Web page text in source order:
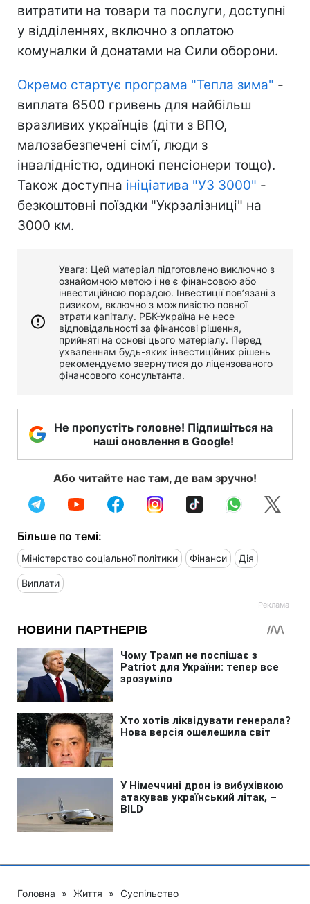
витратити на товари та послуги, доступні
у відділеннях, включно з оплатою
комуналки й донатами на Сили оборони.
Окремо стартує програма "Тепла зима" -
виплата 6500 гривень для найбільш
вразливих українців (діти з ВПО,
малозабезпечені сім’ї, люди з
інвалідністю, одинокі пенсіонери тощо).
Також доступна ініціатива "УЗ 3000" -
безкоштовні поїздки "Укрзалізниці" на
3000 км.
Увага: Цей матеріал підготовлено виключно з
ознайомчою метою і не є фінансовою або
інвестиційною порадою. Інвестиції пов’язані з
ризиком, включно з можливістю повної
втрати капіталу. РБК-Україна не несе
відповідальності за фінансові рішення,
прийняті на основі цього матеріалу. Перед
ухваленням будь-яких інвестиційних рішень
рекомендуємо звернутися до ліцензованого
фінансового консультанта.
Не пропустіть головне! Підпишіться на
наші оновлення в Google!
Або читайте нас там, де вам зручно!
Більше по темі:
Міністерство соціальної політики Фінанси Дія
Виплати
Головна » Життя » Суспільство